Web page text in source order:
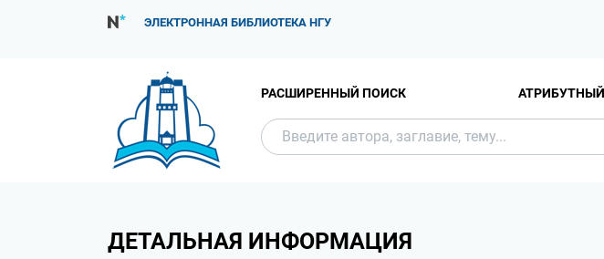
ЭЛЕКТРОННАЯ БИБЛИОТЕКА НГУ
РАСШИРЕННЫЙ ПОИСК
ДЕТАЛЬНАЯ ИНФОРМАЦИЯ